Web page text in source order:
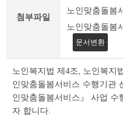
첨부파일
노인맞춤돌봄
노인맞춤돌봄
문서변환
노인복지법 제4조, 노인복지
인맞춤돌봄서비스 수행기관
인맞춤돌봄서비스』 사업 수
자 합니다.